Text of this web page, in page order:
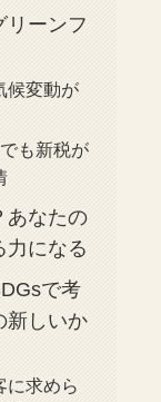
リーンフ
候変動が
も新税が
あなたの
力になる
で考
新しいか
に求めら